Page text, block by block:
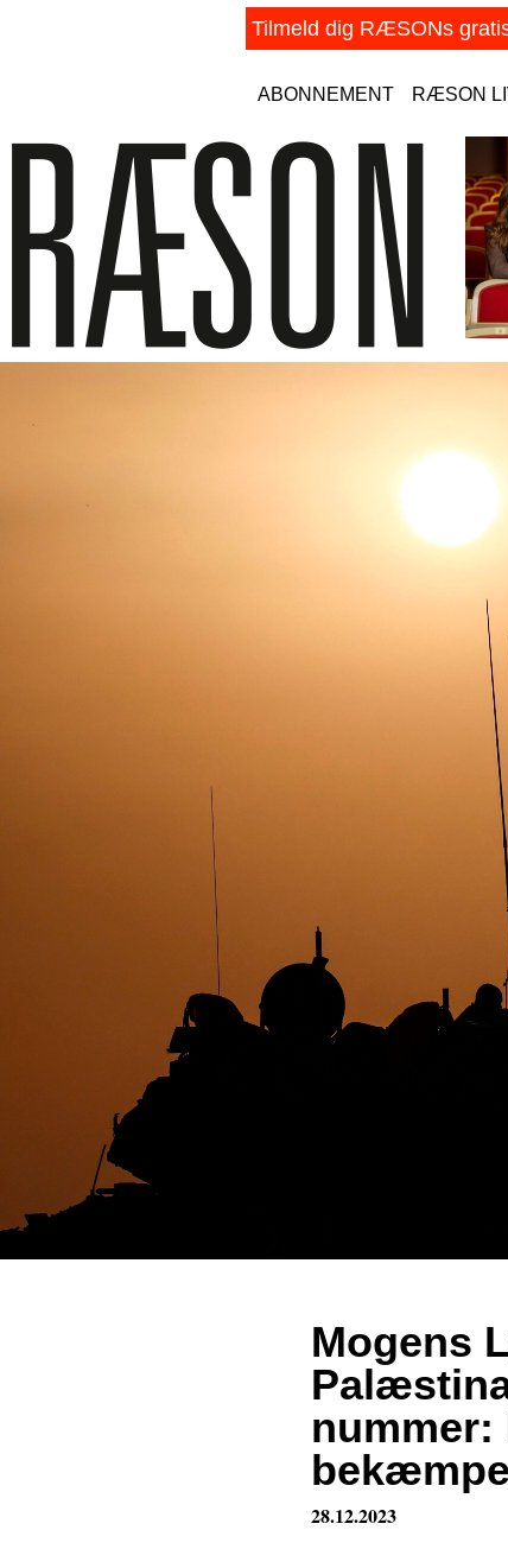
ABONNEMENT RÆSON
Mogens
nummer:
28.12.2023